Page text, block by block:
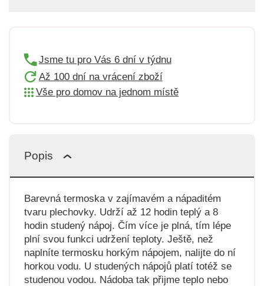
Jsme tu pro Vás 6 dní v týdnu
Až 100 dní na vrácení zboží
Vše pro domov na jednom místě
Popis
Barevná termoska v zajímavém a nápaditém
tvaru plechovky. Udrží až 12 hodin teplý a 8
hodin studený nápoj. Čím více je plná, tím lépe
plní svou funkci udržení teploty. Ještě, než
naplníte termosku horkým nápojem, nalijte do ní
horkou vodu. U studených nápojů platí totéž se
studenou vodou. Nádoba tak přijme teplo nebo